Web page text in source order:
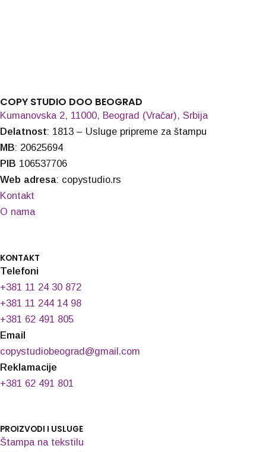
COPY STUDIO DOO BEOGRAD
Kumanovska 2, 11000, Beograd (Vračar), Srbija
Delatnost: 1813 – Usluge pripreme za štampu
MB: 20625694
PIB 106537706
Web adresa: copystudio.rs
Kontakt
O nama
KONTAKT
Telefoni
+381 11 24 30 872
+381 11 244 14 98
+381 62 491 805
Email
copystudiobeograd@gmail.com
Reklamacije
+381 62 491 801
PROIZVODI I USLUGE
Štampa na tekstilu